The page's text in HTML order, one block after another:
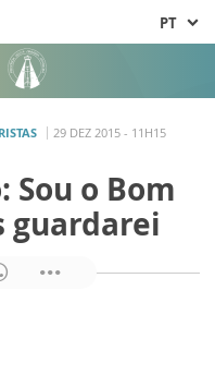
PT
29 DEZ 2015 - 11H15
Sou o Bom
guardarei